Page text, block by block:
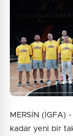
MERSİN (İGFA)
kadar yeni bir